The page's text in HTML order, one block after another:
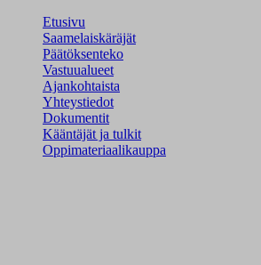
Etusivu
Saamelaiskäräjät
Päätöksenteko
Vastuualueet
Ajankohtaista
Yhteystiedot
Dokumentit
Kääntäjät ja tulkit
Oppimateriaalikauppa